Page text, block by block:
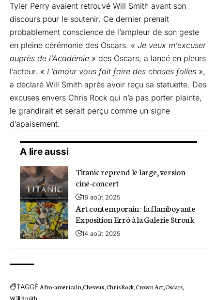
Tyler Perry avaient retrouvé Will Smith avant son
discours pour le soutenir. Ce dernier prenait
probablement conscience de l’ampleur de son geste
en pleine cérémonie des Oscars. « Je veux m’excuser
auprès de l’Académie » des Oscars, a lancé en pleurs
l’acteur. « L’amour vous fait faire des choses folles »,
a déclaré Will Smith après avoir reçu sa statuette. Des
excuses envers Chris Rock qui n’a pas porter plainte,
le grandirait et serait perçu comme un signe
d’apaisement.
A lire aussi
Titanic reprend le large, version
ciné-concert
18 août 2025
Art contemporain : la flamboyante
Exposition Erró à la Galerie Strouk
14 août 2025
TAGGÉ Afro-américain Cheveux Chris Rock Crown Act Oscars
Will Smith